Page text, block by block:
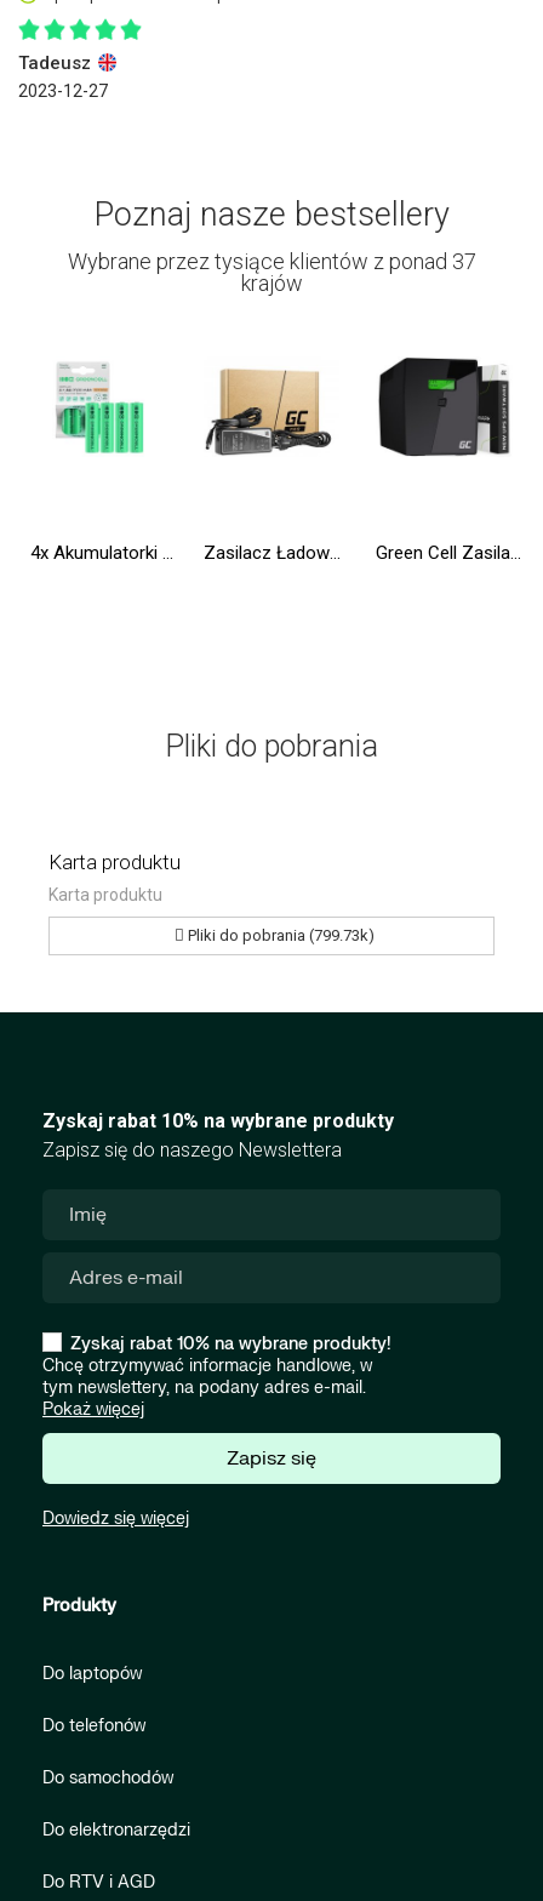
Tadeusz
2023-12-27
Poznaj nasze bestsellery
Wybrane przez tysiące klientów z ponad 37
krajów
4x Akumulatorki Paluszki AA R6 2600mAh Ni-MH Baterie do ładowania Green Cell Zasilacz Ładowarka Green Cell PRO 19.5V 4.62A 90W do Dell Inspiron 15R N5010 N5110 Latitude E6410 E6420 E6430 E6510 E6520 E6530 Green Cell Zasilacz Awaryjny UPS 2000VA 1200W Power Proof z wyświetlaczem LCD
Pliki do pobrania
Karta produktu
Karta produktu
Pliki do pobrania (799.73k)
Zyskaj rabat 10% na wybrane produkty
Zapisz się do naszego Newslettera
Zyskaj rabat 10% na wybrane produkty!
Chcę otrzymywać informacje handlowe, w
tym newslettery, na podany adres e-mail.
Pokaż więcej
Zapisz się
Dowiedz się więcej
Produkty
Do laptopów
Do telefonów
Do samochodów
Do elektronarzędzi
Do RTV i AGD